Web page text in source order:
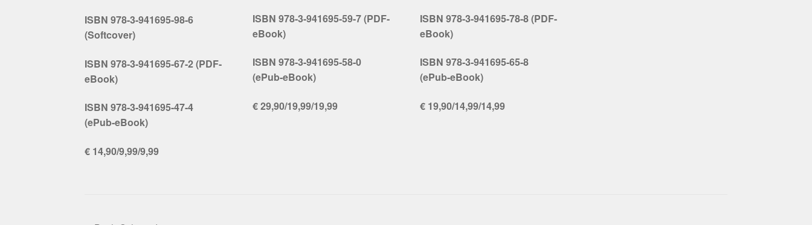
ISBN 978-3-941695-98-6
(Softcover)
ISBN 978-3-941695-67-2 (PDF-
eBook)
ISBN 978-3-941695-47-4
(ePub-eBook)
€ 14,90/9,99/9,99
ISBN 978-3-941695-59-7 (PDF-
eBook)
ISBN 978-3-941695-58-0
(ePub-eBook)
€ 29,90/19,99/19,99
ISBN 978-3-941695-78-8 (PDF-
eBook)
ISBN 978-3-941695-65-8
(ePub-eBook)
€ 19,90/14,99/14,99